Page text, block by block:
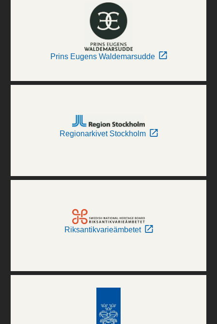
Prins Eugens Waldemarsudde
Regionarkivet Stockholm
Riksantikvarieämbetet